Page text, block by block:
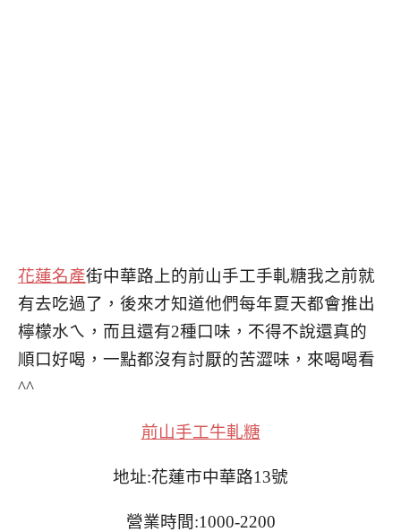
花蓮名產街中華路上的前山手工手軋糖我之前就
有去吃過了，後來才知道他們每年夏天都會推出
檸檬水ㄟ，而且還有2種口味，不得不說還真的
順口好喝，一點都沒有討厭的苦澀味，來喝喝看
^^
前山手工牛軋糖
地址:花蓮市中華路13號
營業時間:1000-2200